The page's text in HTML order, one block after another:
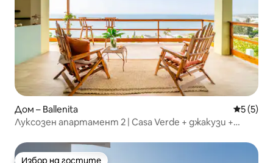
Дом – Ballenita Средна
5 (5)
Луксозен апартамент 2 | Casa Verde + джакузи +
Избор на гостите